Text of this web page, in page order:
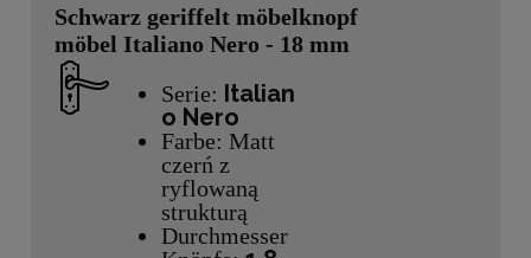
Schwarz geriffelt möbelknopf
möbel Italiano Nero - 18 mm
Serie: Italian
o Nero
Farbe: Matt
czerń z
ryflowaną
strukturą
Durchmesser